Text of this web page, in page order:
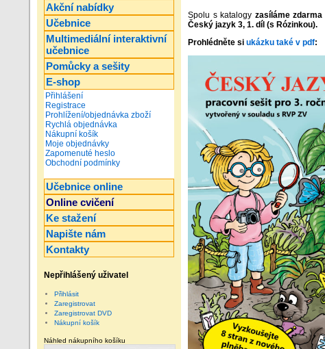
Akční nabídky
Učebnice
Multimediální interaktivní
učebnice
Pomůcky a sešity
E-shop
Přihlášení
Registrace
Prohlížení/objednávka zboží
Rychlá objednávka
Nákupní košík
Moje objednávky
Zapomenuté heslo
Obchodní podmínky
Učebnice online
Online cvičení
Ke stažení
Napište nám
Kontakty
Nepřihlášený uživatel
Přihlásit
Zaregistrovat
Zaregistrovat DVD
Nákupní košík
Náhled nákupního košíku
Spolu s katalogy zasíláme zdarma
Český jazyk 3, 1. díl (s Rózinkou).
Prohlédněte si ukázku také v pdf: